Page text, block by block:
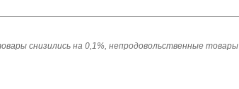
снизились на 0,1%, непродовольственные товары